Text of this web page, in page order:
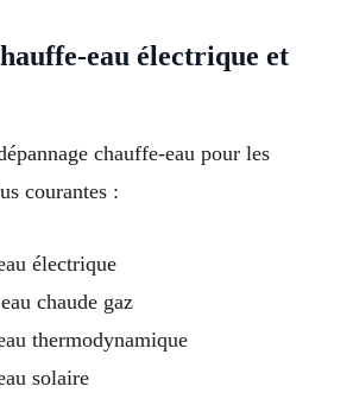
eau électrique et
chauffe-eau pour les
courantes :
électrique
chaude gaz
thermodynamique
solaire